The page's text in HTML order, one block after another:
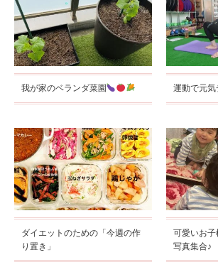
我が家のベランダ菜園 運動で元気
ダイエットのための「今週の作
り置き」
可愛いお
写真集合♪